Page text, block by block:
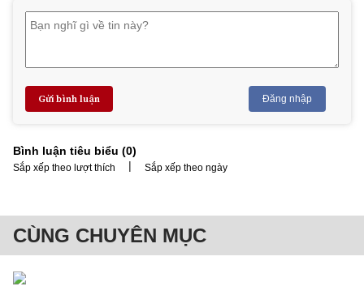
Gửi bình luận Đăng nhập
Bình luận tiêu biểu (0)
Sắp xếp theo lượt thích | Sắp xếp theo ngày
CÙNG CHUYÊN MỤC